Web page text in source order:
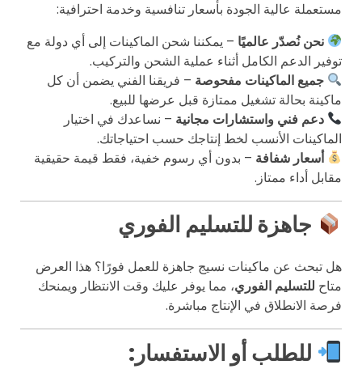
مستعملة عالية الجودة بأسعار تنافسية وخدمة احترافية:
نحن نُصدّر عالميًا – يمكننا شحن الماكينات إلى أي دولة مع
توفير الدعم الكامل أثناء عملية الشحن والتركيب.
جميع الماكينات مفحوصة – فريقنا الفني يضمن أن كل
ماكينة بحالة تشغيل ممتازة قبل عرضها للبيع.
دعم فني واستشارات مجانية – نساعدك في اختيار
الماكينات الأنسب لخط إنتاجك حسب احتياجاتك.
أسعار شفافة – بدون أي رسوم خفية، فقط قيمة حقيقية
مقابل أداء ممتاز.
جاهزة للتسليم الفوري
هل تبحث عن ماكينات نسيج جاهزة للعمل فورًا؟ هذا العرض
متاح للتسليم الفوري، مما يوفر عليك وقت الانتظار ويمنحك
فرصة الانطلاق في الإنتاج مباشرة.
للطلب أو الاستفسار: